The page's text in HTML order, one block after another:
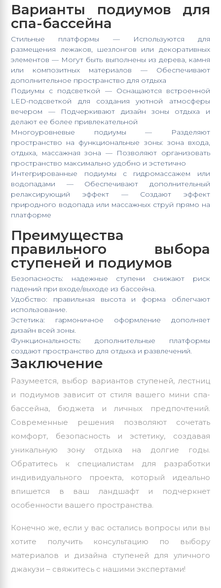
Варианты подиумов для
спа-бассейна
Стильные платформы — Используются для
размещения лежаков, шезлонгов или декоративных
элементов — Могут быть выполнены из дерева, камня
или композитных материалов — Обеспечивают
дополнительное пространство для отдыха
Подиумы с подсветкой — Оснащаются встроенной
LED-подсветкой для создания уютной атмосферы
вечером — Подчеркивают дизайн зоны отдыха и
делают ее более привлекательной
Многоуровневые подиумы — Разделяют
пространство на функциональные зоны: зона входа,
отдыха, массажная зона — Позволяют организовать
пространство максимально удобно и эстетично
Интегрированные подиумы с гидромассажем или
водопадами — Обеспечивают дополнительный
релаксирующий эффект — Создают эффект
природного водопада или массажных струй прямо на
платформе
Преимущества
правильного выбора
ступеней и подиумов
Безопасность: надежные ступени снижают риск
падений при входе/выходе из бассейна.
Удобство: правильная высота и форма облегчают
использование.
Эстетика: гармоничное оформление дополняет
дизайн всей зоны.
Функциональность: дополнительные платформы
создают пространство для отдыха и развлечений.
Заключение
Разумеется, выбор вариантов ступеней, лестниц
и подиумов зависит от стиля вашего мини спа-
бассейна, бюджета и личных предпочтений.
Современные решения позволяют сочетать
комфорт, безопасность и эстетику, создавая
уникальную зону отдыха на долгие годы.
Обратитесь к специалистам для разработки
индивидуального проекта, который идеально
впишется в ваш ландшафт и подчеркнет
особенности вашего пространства.
Конечно же, если у вас остались вопросы или вы
хотите получить консультацию по выбору
материалов и дизайна ступеней для уличного
джакузи – свяжитесь с нашими экспертами!